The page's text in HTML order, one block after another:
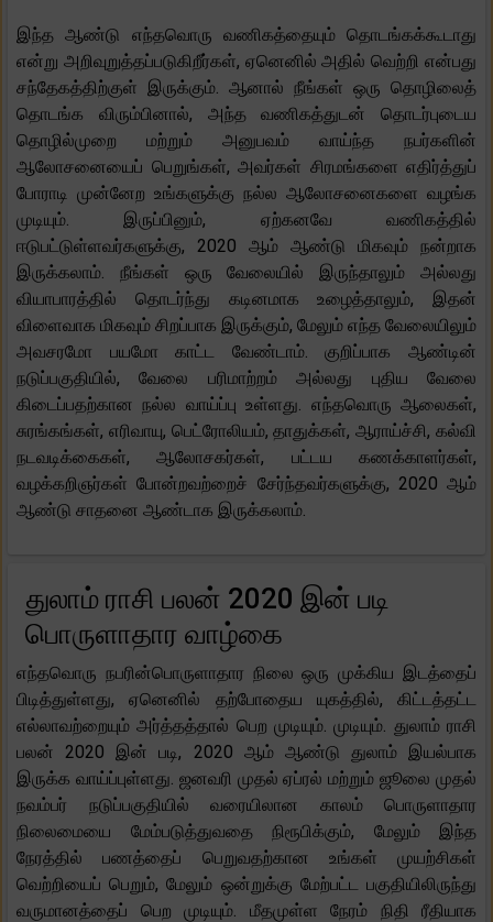
இந்த ஆண்டு எந்தவொரு வணிகத்தையும் தொடங்கக்கூடாது
என்று அறிவுறுத்தப்படுகிறீர்கள், ஏனெனில் அதில் வெற்றி என்பது
சந்தேகத்திற்குள் இருக்கும். ஆனால் நீங்கள் ஒரு தொழிலைத்
தொடங்க விரும்பினால், அந்த வணிகத்துடன் தொடர்புடைய
தொழில்முறை மற்றும் அனுபவம் வாய்ந்த நபர்களின்
ஆலோசனையைப் பெறுங்கள், அவர்கள் சிரமங்களை எதிர்த்துப்
போராடி முன்னேற உங்களுக்கு நல்ல ஆலோசனைகளை வழங்க
முடியும். இருப்பினும், ஏற்கனவே வணிகத்தில்
ஈடுபட்டுள்ளவர்களுக்கு, 2020 ஆம் ஆண்டு மிகவும் நன்றாக
இருக்கலாம். நீங்கள் ஒரு வேலையில் இருந்தாலும் அல்லது
வியாபாரத்தில் தொடர்ந்து கடினமாக உழைத்தாலும், இதன்
விளைவாக மிகவும் சிறப்பாக இருக்கும், மேலும் எந்த வேலையிலும்
அவசரமோ பயமோ காட்ட வேண்டாம். குறிப்பாக ஆண்டின்
நடுப்பகுதியில், வேலை பரிமாற்றம் அல்லது புதிய வேலை
கிடைப்பதற்கான நல்ல வாய்ப்பு உள்ளது. எந்தவொரு ஆலைகள்,
சுரங்கங்கள், எரிவாயு, பெட்ரோலியம், தாதுக்கள், ஆராய்ச்சி, கல்வி
நடவடிக்கைகள், ஆலோசகர்கள், பட்டய கணக்காளர்கள்,
வழக்கறிஞர்கள் போன்றவற்றைச் சேர்ந்தவர்களுக்கு, 2020 ஆம்
ஆண்டு சாதனை ஆண்டாக இருக்கலாம்.
துலாம் ராசி பலன் 2020 இன் படி
பொருளாதார வாழ்கை
எந்தவொரு நபரின்பொருளாதார நிலை ஒரு முக்கிய இடத்தைப்
பிடித்துள்ளது, ஏனெனில் தற்போதைய யுகத்தில், கிட்டத்தட்ட
எல்லாவற்றையும் அர்த்தத்தால் பெற முடியும். முடியும். துலாம் ராசி
பலன் 2020 இன் படி, 2020 ஆம் ஆண்டு துலாம் இயல்பாக
இருக்க வாய்ப்புள்ளது. ஜனவரி முதல் ஏப்ரல் மற்றும் ஜூலை முதல்
நவம்பர் நடுப்பகுதியில் வரையிலான காலம் பொருளாதார
நிலைமையை மேம்படுத்துவதை நிரூபிக்கும், மேலும் இந்த
நேரத்தில் பணத்தைப் பெறுவதற்கான உங்கள் முயற்சிகள்
வெற்றியைப் பெறும், மேலும் ஒன்றுக்கு மேற்பட்ட பகுதியிலிருந்து
வருமானத்தைப் பெற முடியும். மீதமுள்ள நேரம் நிதி ரீதியாக